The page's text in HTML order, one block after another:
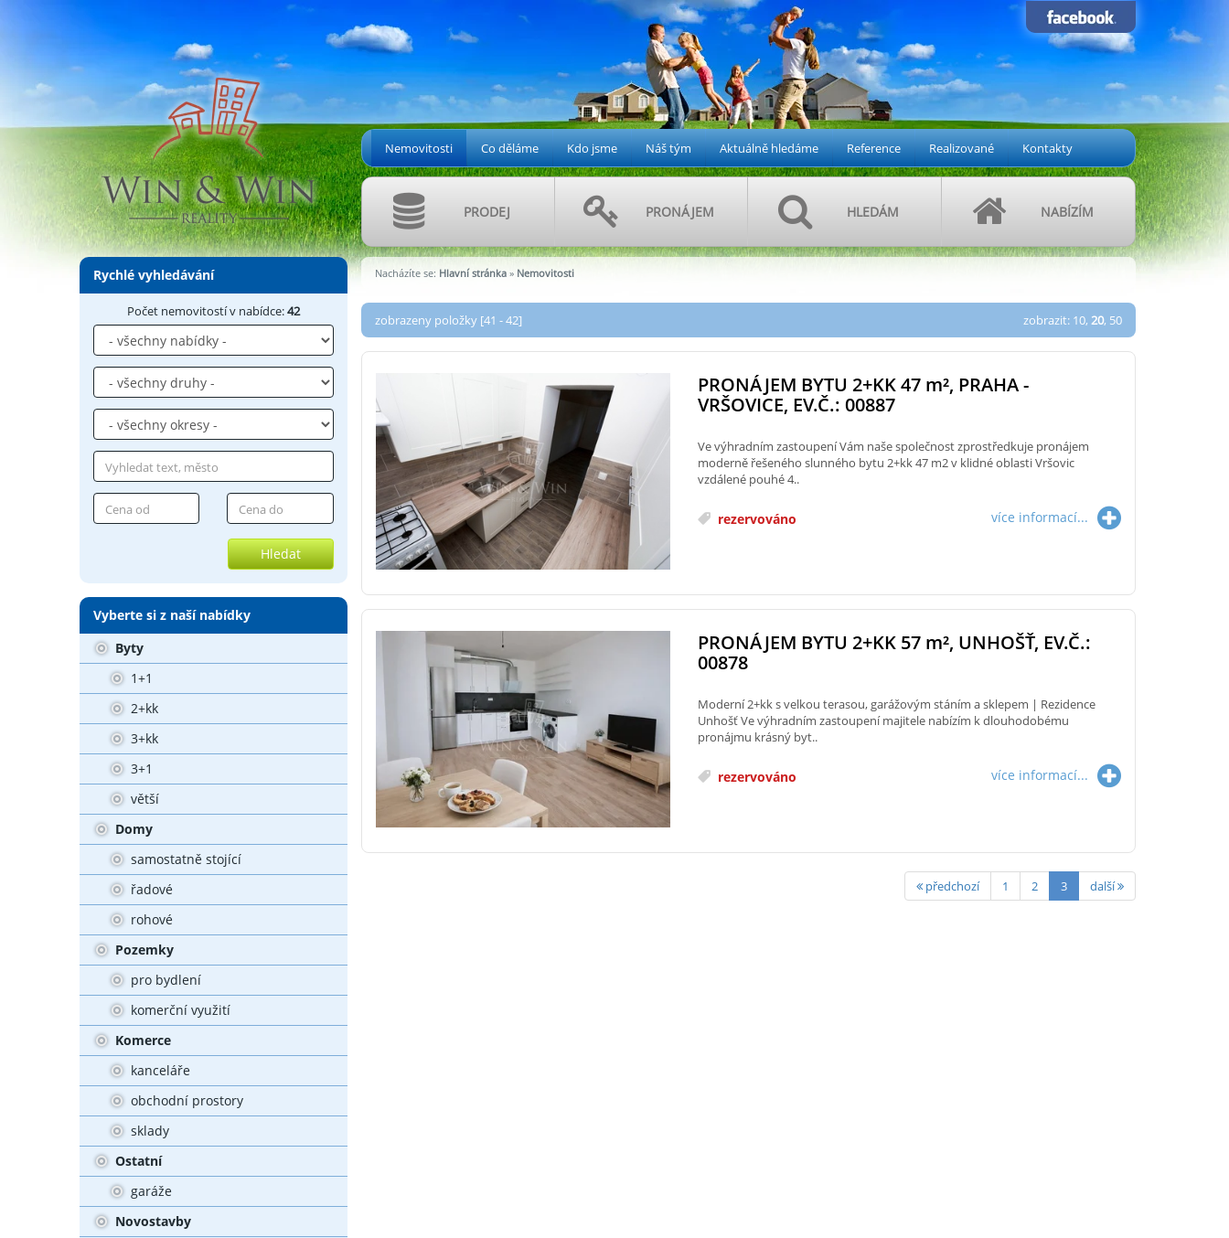
Nemovitosti Co děláme Kdo jsme Náš tým Aktuálně hledáme Reference Realizované Kontakty
PRODEJ PRONÁJEM HLEDÁM NABÍZÍM
Rychlé vyhledávání
Počet nemovitostí v nabídce:42
Hledat
Vyberte si z naší nabídky
Byty
1+1
2+kk
3+kk
3+1
větší
Domy
samostatně stojící
řadové
rohové
Pozemky
pro bydlení
komerční využití
Komerce
kanceláře
obchodní prostory
sklady
Ostatní
garáže
Novostavby
Nacházíte se: Hlavní stránka » Nemovitosti
zobrazeny položky [41 - 42] zobrazit: 10, 20, 50
PRONÁJEM BYTU 2+KK 47 m², PRAHA -
VRŠOVICE, EV.Č.: 00887
Ve výhradním zastoupení Vám naše společnost zprostředkuje pronájem
moderně řešeného slunného bytu 2+kk 47 m2 v klidné oblasti Vršovic
vzdálené pouhé 4..
rezervováno více informací...
PRONÁJEM BYTU 2+KK 57 m², UNHOŠŤ, EV.Č.:
00878
Moderní 2+kk s velkou terasou, garážovým stáním a sklepem | Rezidence
Unhošť Ve výhradním zastoupení majitele nabízím k dlouhodobému
pronájmu krásný byt..
rezervováno více informací...
předchozí 1 2 3 další